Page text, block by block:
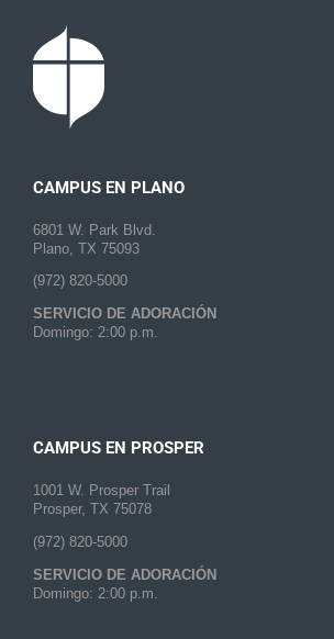
CAMPUS EN PLANO
6801 W. Park Blvd.
Plano, TX 75093
(972) 820-5000
SERVICIO DE ADORACIÓN
Domingo: 2:00 p.m.
CAMPUS EN PROSPER
1001 W. Prosper Trail
Prosper, TX 75078
(972) 820-5000
SERVICIO DE ADORACIÓN
Domingo: 2:00 p.m.